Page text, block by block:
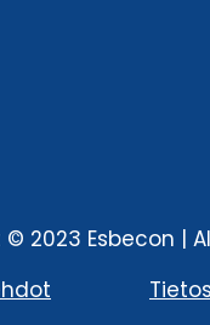
2023 Esbecon |